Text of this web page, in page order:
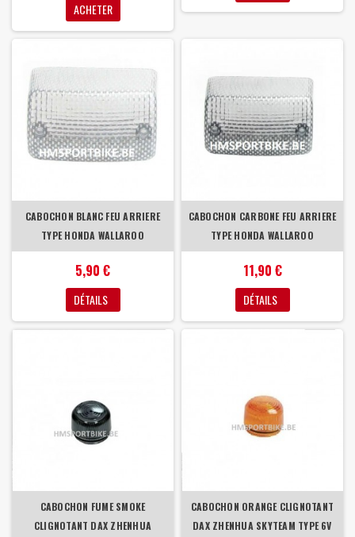
ACHETER
CABOCHON BLANC FEU ARRIERE
TYPE HONDA WALLAROO
5,90 €
DÉTAILS
CABOCHON CARBONE FEU ARRIERE
TYPE HONDA WALLAROO
11,90 €
DÉTAILS
CABOCHON FUME SMOKE
CLIGNOTANT DAX ZHENHUA
CABOCHON ORANGE CLIGNOTANT
DAX ZHENHUA SKYTEAM TYPE 6V